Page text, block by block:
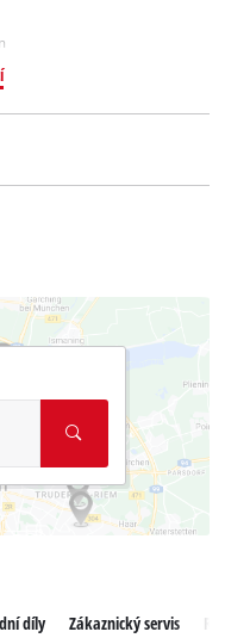
díly Zákaznický servis